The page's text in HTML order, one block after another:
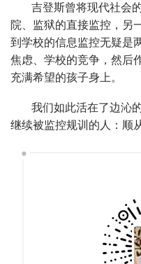
吉登斯曾将现代社会
院、监狱的直接监控，另
到学校的信息监控无疑是
焦虑、学校的竞争，然后
充满希望的孩子身上。
我们如此活在了边沁
继续被监控规训的人：顺